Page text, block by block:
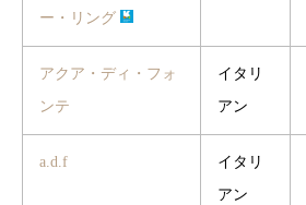
ー・リング
アクア・ディ・フォ
ンテ
イタリ
アン
a.d.f
イタリ
アン